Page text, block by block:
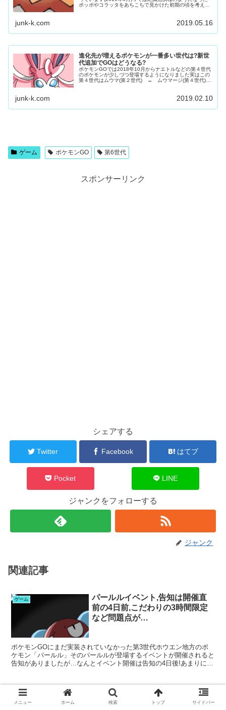
ポッポやコラッタをあちこちで見かけた初期の頃を考える
junk-k.com 2019.05.16
進化先が増えるポケモンが一番多い世代は?新世
代追加でGOはどうなる?
ポケモンGOでは2018年10月からナエトルなどの第４世代
のポケモンが少しづつ登場するようになりました実はこの
第４世代はムウマ(第２世代) → ムウマージ(第４世代)の
junk-k.com 2019.02.10
ゲーム ポケモンGO 第6世代
スポンサーリンク
シェアする
Twitter Facebook はてブ
Pocket LINE
ジャンクをフォローする
ジャンク
関連記事
ゲーム
パールルイベント,告知は開催直
前の4日前,こだわりの3時間限定
など問題点が…
ポケモンGOにまだ実装されていなかった第3世代ホウエン地方のポ
ケモン「パールル」そのパールルが登場するイベントが開催されると
告知がありましたが…なんとイベント開催は告知の4日後!あまりに突
ゲーム
一瞬! 5秒でポケモンをゲットする
方法(アンドロイド限定)
メニュー ホーム 検索 トップ サイドバー